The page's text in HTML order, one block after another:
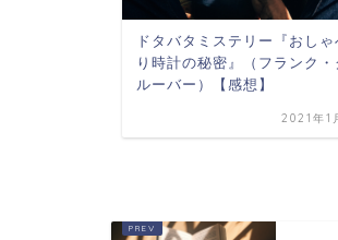
ドタバタミステリー『おしゃ
り時計の秘密』（フランク・
ルーバー）【感想】
2021年1